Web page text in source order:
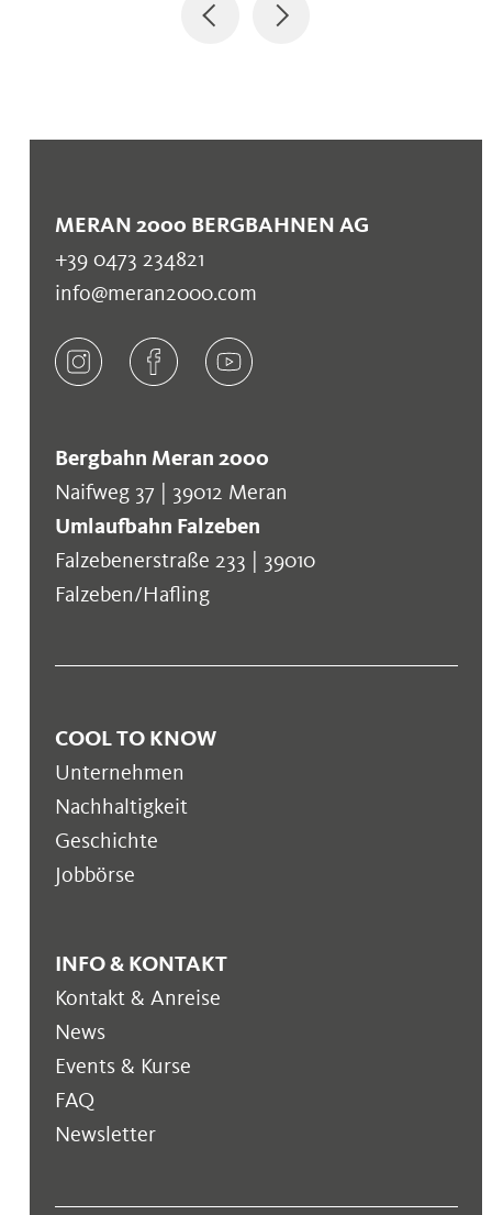
MERAN 2000 BERGBAHNEN AG
+39 0473 234821
info@meran2000.com
Bergbahn Meran 2000
Naifweg 37 | 39012 Meran
Umlaufbahn Falzeben
Falzebenerstraße 233 | 39010
Falzeben/Hafling
COOL TO KNOW
Unternehmen
Nachhaltigkeit
Geschichte
Jobbörse
INFO & KONTAKT
Kontakt & Anreise
News
Events & Kurse
FAQ
Newsletter